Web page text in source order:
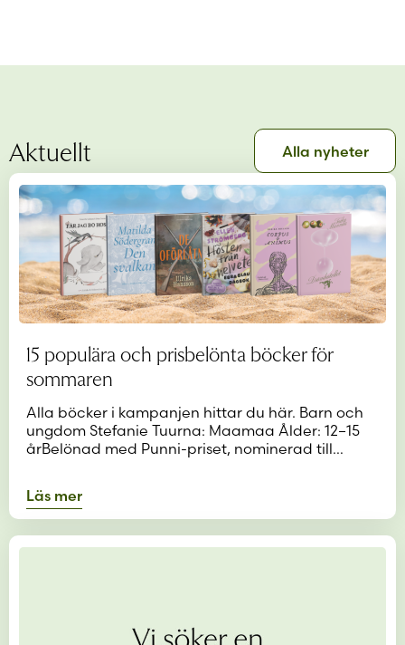
Aktuellt Alla nyheter
15 populära och prisbelönta böcker för
sommaren
Alla böcker i kampanjen hittar du här. Barn och
ungdom Stefanie Tuurna: Maamaa Ålder: 12–15
årBelönad med Punni-priset, nominerad till…
Läs mer